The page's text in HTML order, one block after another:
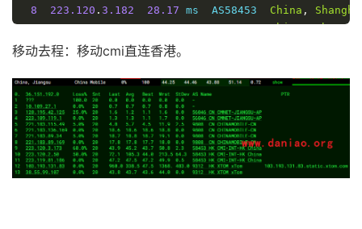
8
223.120 . 3.182 28.17 ms  AS58453 China ,
9
221.183.89.170 28.89 ms  AS9808 China,
10
*
12
221.183.144.74 32.18 ms  AS9808 China,
13
*
14
211.136. 112.252 32.43 ms  AS24400
15
211.136. 112.200 32.79 ms  AS24400
移动去程：移动cmi直连香港。